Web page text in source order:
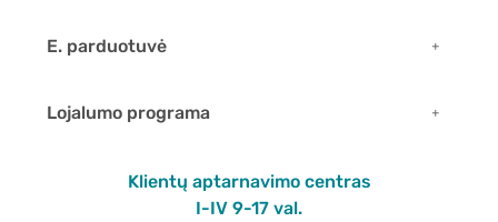
E. parduotuvė
Lojalumo programa
Klientų aptarnavimo centras
I-IV 9-17 val.